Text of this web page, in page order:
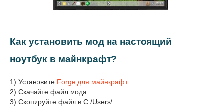
Как установить мод на настоящий
ноутбук в майнкрафт?
1) Установите Forge для майнкрафт.
2) Скачайте файл мода.
3) Скопируйте файл в C:/Users/